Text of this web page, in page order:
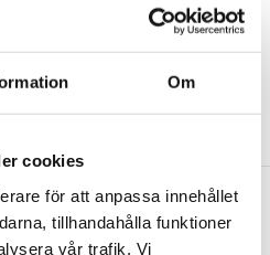
Om
cookies
för att anpassa innehållet
tillhandahålla funktioner
vår trafik. Vi